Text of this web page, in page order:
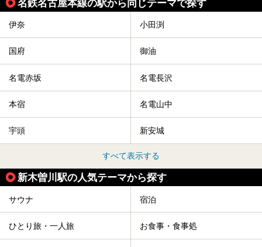
名鉄名古屋本線の駅から同じテーマで探す
伊奈 小田渕
国府 御油
名電赤坂 名電長沢
本宿 名電山中
宇頭 新安城
すべて表示する
新木曽川駅の人気テーマから探す
サウナ 宿泊
ひとり旅・一人旅 お食事・食事処